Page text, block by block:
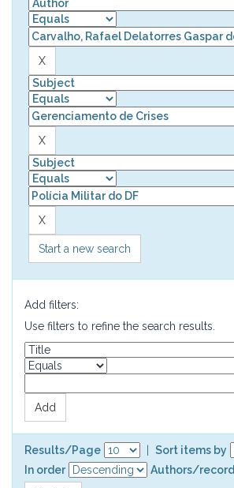
Start a new search
Add filters:
Use filters to refine the search results.
Results/Page
Sort items by
In order
Authors/record